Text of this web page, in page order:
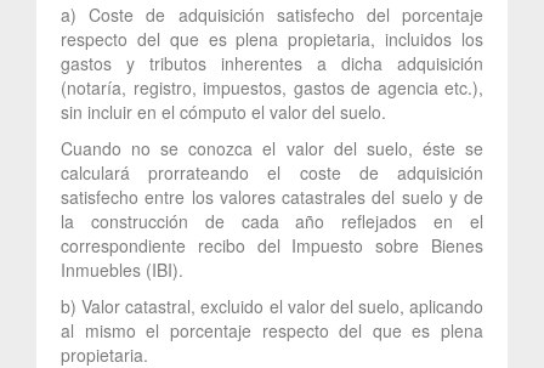
a) Coste de adquisición satisfecho del porcentaje
respecto del que es plena propietaria, incluidos los
gastos y tributos inherentes a dicha adquisición
(notaría, registro, impuestos, gastos de agencia etc.),
sin incluir en el cómputo el valor del suelo.
Cuando no se conozca el valor del suelo, éste se
calculará prorrateando el coste de adquisición
satisfecho entre los valores catastrales del suelo y de
la construcción de cada año reflejados en el
correspondiente recibo del Impuesto sobre Bienes
Inmuebles (IBI).
b) Valor catastral, excluido el valor del suelo, aplicando
al mismo el porcentaje respecto del que es plena
propietaria.